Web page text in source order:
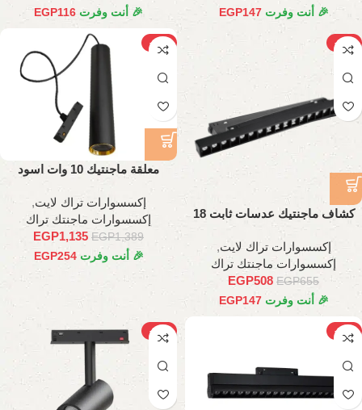
🎉 أنت وفرت EGP147 🎉 أنت وفرت EGP116
-22%
كشاف ماجنتيك عدسات ثابت 18
وات، 35 سم
إكسسوارات تراك لايت,
إكسسوارات ماجنتك تراك
EGP655
EGP508
🎉 أنت وفرت EGP147
-18%
معلقة ماجنتيك 10 وات اسود
إكسسوارات تراك لايت,
إكسسوارات ماجنتك تراك
EGP1,389
EGP1,135
🎉 أنت وفرت EGP254
-23%
-20%